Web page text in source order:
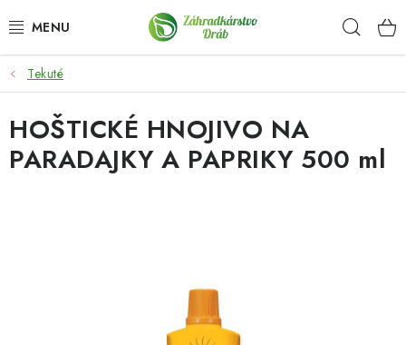
na
OKRASNÉ DREVINY
OLIVOVNÍKY, PALMY, CITRUSY
DROBNÉ OVOCIE
Tekuté
HOŠTICKÉ HNOJIVO NA
PARADAJKY A PAPRIKY 500 ml